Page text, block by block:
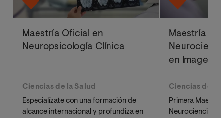
Maestría Oficial en
Neuropsicología Clínica
Ciencias de la Salud
Especialízate con una formación de
alcance internacional y profundiza en
Maestría
en Imagen
Ciencias de
Primera
Neurociencia e